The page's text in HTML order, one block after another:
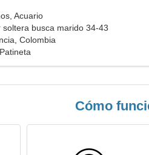
Acuario
soltera busca marido 34-43
Colombia
Cómo